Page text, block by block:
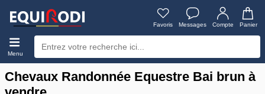
Favoris Messages Compte Panier
Menu
Chevaux Randonnée Equestre Bai brun à